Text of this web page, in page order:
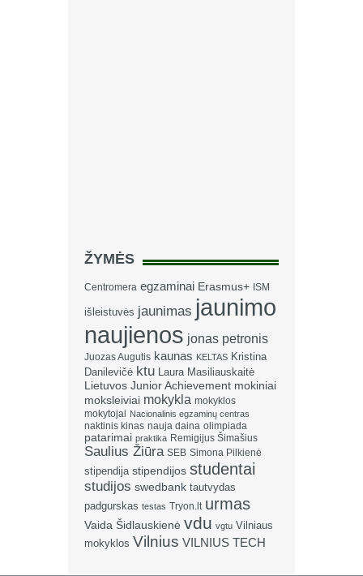
ŽYMĖS
Centromera egzaminai Erasmus+ ISM
išleistuvės jaunimas jaunimo
naujienos jonas petronis
Juozas Augutis kaunas KELTAS Kristina
Danilevičė ktu Laura Masiliauskaitė
Lietuvos Junior Achievement mokiniai
moksleiviai mokykla mokyklos
mokytojai Nacionalinis egzaminų centras
naktinis kinas nauja daina olimpiada
patarimai praktika Remigijus Šimašius
Saulius Žiūra SEB Simona Pilkienė
stipendija stipendijos studentai
studijos swedbank tautvydas
padgurskas testas Tryon.lt urmas
Vaida Šidlauskienė vdu vgtu Vilniaus
mokyklos Vilnius VILNIUS TECH